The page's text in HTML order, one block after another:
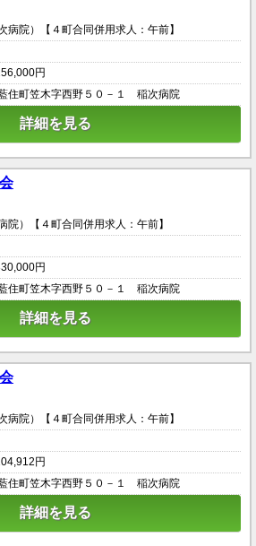
病院）【４町合同併用求人：午前】
円
住町笠木字西野５０－１ 稲次病院
詳細を見る
院）【４町合同併用求人：午前】
円
住町笠木字西野５０－１ 稲次病院
詳細を見る
病院）【４町合同併用求人：午前】
円
住町笠木字西野５０－１ 稲次病院
詳細を見る